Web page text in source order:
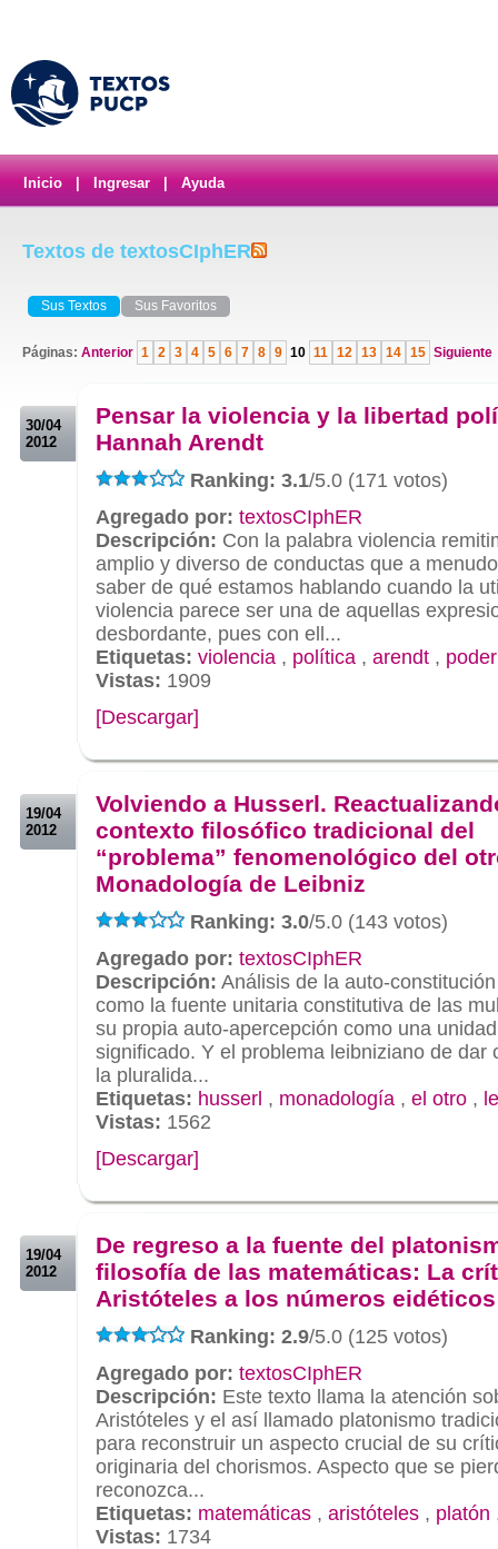
Inicio Ingresar Ayuda
Textos de textosCIphER
Sus Textos Sus Favoritos
Páginas: Anterior 1 2 3 4 5 6 7 8 9 10 11 12 13 14 15 Siguiente
30/04
2012
Pensar la violencia y la libertad
Hannah Arendt
Ranking: 3.1/5.0 (171 votos)
Agregado por: textosCIphER
Descripción: Con la palabra violencia
amplio y diverso de conductas que a
saber de qué estamos hablando cuando la
violencia parece ser una de aquellas
desbordante, pues con ell...
Etiquetas: violencia , política , arendt , poder
Vistas: 1909
[Descargar]
19/04
2012
Volviendo a Husserl.
contexto filosófico tradicional del
“problema” fenomenológico del
Monadología de Leibniz
Ranking: 3.0/5.0 (143 votos)
Agregado por: textosCIphER
Descripción: Análisis de la auto-
como la fuente unitaria constitutiva de las
su propia auto-apercepción como una
significado. Y el problema leibniziano de dar
la pluralida...
Etiquetas: husserl , monadología , el otro ,
Vistas: 1562
[Descargar]
19/04
2012
De regreso a la fuente del
filosofía de las matemáticas: La
Aristóteles a los números eidéticos
Ranking: 2.9/5.0 (125 votos)
Agregado por: textosCIphER
Descripción: Este texto llama la atención
Aristóteles y el así llamado platonismo
para reconstruir un aspecto crucial de su
originaria del chorismos. Aspecto que se
reconozca...
Etiquetas: matemáticas , aristóteles , platón
Vistas: 1734